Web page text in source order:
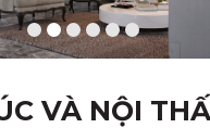
VÀ NỘI